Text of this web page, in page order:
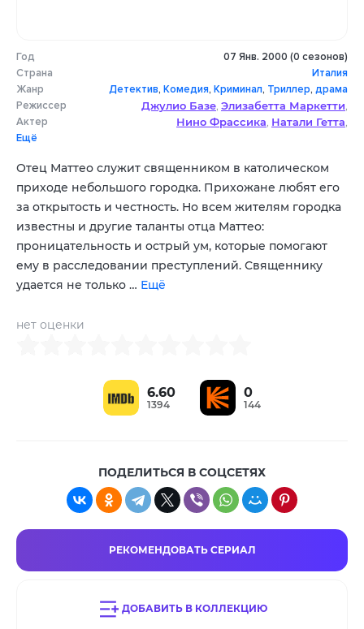
Год
Страна
Жанр
Режиссер
Актер
Ещё
07 Янв. 2000 (0 сезонов)
Италия
Детектив, Комедия, Криминал, Триллер, драма
Джулио Базе, Элизабетта Маркетти,
Жан Микелини
Нино Фрассика, Натали Гетта,
Симоне Монтедоро ,Флавио Инсинна
Джузеппе Сульфаро,Памела Сайно
Отец Маттео служит священником в католическом
приходе небольшого городка. Прихожане любят его
за открытость и честность. Но всем жителям городка
известны и другие таланты отца Маттео:
проницательность и острый ум, которые помогают
ему в расследовании преступлений. Священнику
удается не только … Ещё
нет оценки
6.60
1394
0
144
ПОДЕЛИТЬСЯ В СОЦСЕТЯХ
РЕКОМЕНДОВАТЬ СЕРИАЛ
ДОБАВИТЬ В КОЛЛЕКЦИЮ